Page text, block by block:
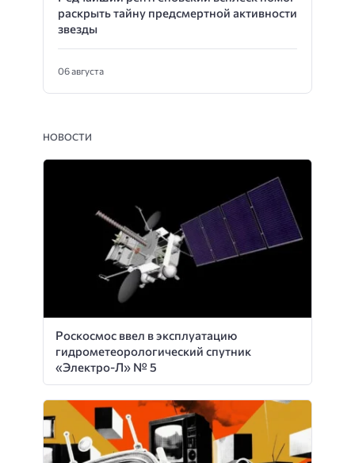
раскрыть тайну предсмертной активности
звезды
06 августа
НОВОСТИ
Роскосмос ввел в эксплуатацию
гидрометеорологический спутник
«Электро-Л» № 5